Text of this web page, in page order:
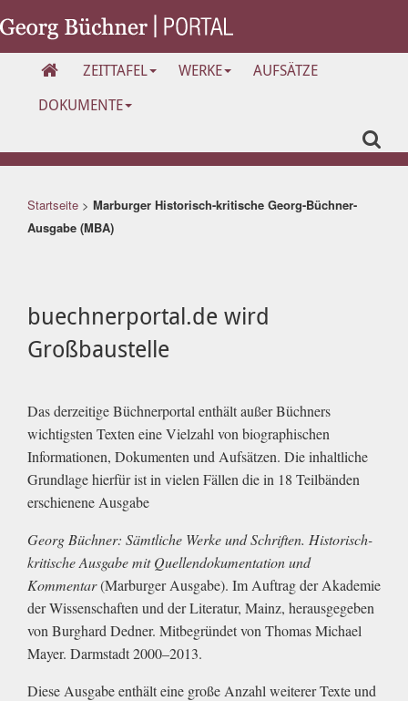
ZEITTAFEL WERKE
AUFSÄTZE
DOKUMENTE
Startseite > Marburger Historisch-kritische Georg-Büchner-
Ausgabe (MBA)
buechnerportal.de wird
Großbaustelle
Das derzeitige Büchnerportal enthält außer Büchners
wichtigsten Texten eine Vielzahl von biographischen
Informationen, Dokumenten und Aufsätzen. Die inhaltliche
Grundlage hierfür ist in vielen Fällen die in 18 Teilbänden
erschienene Ausgabe
Georg Büchner: Sämtliche Werke und Schriften. Historisch-
kritische Ausgabe mit Quellendokumentation und
Kommentar(Marburger Ausgabe). Im Auftrag der Akademie
der Wissenschaften und der Literatur, Mainz, herausgegeben
von Burghard Dedner. Mitbegründet von Thomas Michael
Mayer. Darmstadt 2000–2013.
Diese Ausgabe enthält eine große Anzahl weiterer Texte und